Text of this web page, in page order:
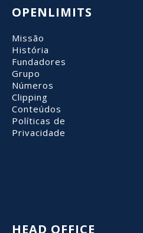
OPENLIMITS
Missão
História
Fundadores
Grupo
Números
Clipping
Conteúdos
Políticas de
Privacidade
HEAD OFFICE